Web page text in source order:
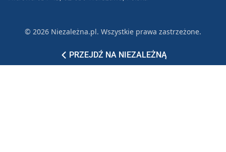
PRZEJDŹ NA NIEZALEŻNĄ
© 2026 Niezależna.pl. Wszystkie prawa zastrzeżone.
PatronatReklama Polityka prywatności